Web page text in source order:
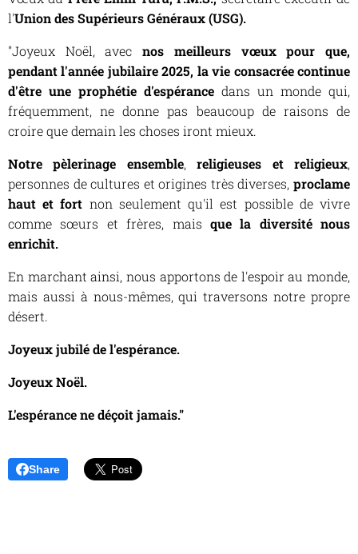
l'Union des SupérieursGénéraux(USG).
"Joyeux Noël, avecnos meilleurs vœux pour que,
pendant l'année jubilaire 2025, la vie consacrée continue
d'être une prophétie d'espérance dans un monde qui,
fréquemment, ne donne pas beaucoup de raisons de
croire que demain les choses iront mieux.
Notre pèlerinage ensemble,religieuses et religieux,
personnes de cultures et origines très diverses, proclame
haut et fort non seulement qu'il est possible de vivre
comme sœurs et frères, mais que la diversité nous
enrichit.
En marchant ainsi, nous apportons de l'espoir au monde,
mais aussi à nous-mêmes, qui traversons notre propre
désert.
Joyeux jubilé de l'espérance.
Joyeux Noël.
L'espérance ne déçoit jamais."
Share